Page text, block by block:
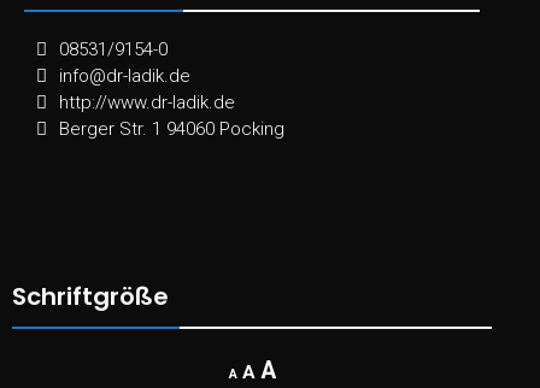
08531/9154-0
info@dr-ladik.de
http://www.dr-ladik.de
Berger Str. 1 94060 Pocking
Schriftgröße
A
Decrease
font
A Reset
AIncrease